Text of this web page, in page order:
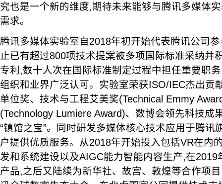
究也是一个新的维度,期待未来能够与腾讯多媒体
需求。
腾讯多媒体实验室自2018年初开始代表腾讯公司
止已有超过800项技术提案被多项国际标准采纳并
专利,数十人次在国际标准制定过程中担任重要职
组织和业界广泛认可。实验室荣获ISO/IEC杰出贡
单位奖、技术与工程艾美奖(Technical Emmy
(Technology Lumiere Award)、数博会领先科技成
“镇馆之宝”。同时研发多媒体核心技术应用于腾讯
户提供优质服务。从2018年开始投入包括VR在内
发和系统建设以及AIGC能力智能内容生产,在2019
产品,之后又陆续为新华社、故宫、敦煌等合作项